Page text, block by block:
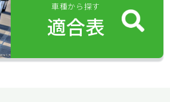
車種から探す
適合表